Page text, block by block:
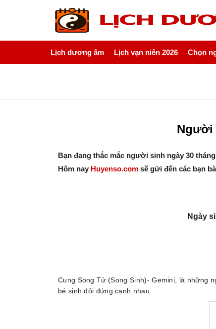
Lịch dương âm Lịch vạn niên 2026 Chọn
Người
Bạn đang thắc mắc người sinh ngày 30
Hôm nay Huyenso.com sẽ gửi đến các bạn
Ngày
Cung Song Tử (Song Sinh)- Gemini, là những
bé sinh đôi đứng cạnh nhau.